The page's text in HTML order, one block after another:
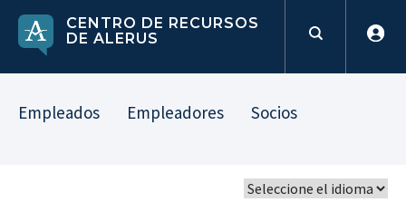
CENTRO DE RECURSOS
DE ALERUS
Empleados Empleadores Socios